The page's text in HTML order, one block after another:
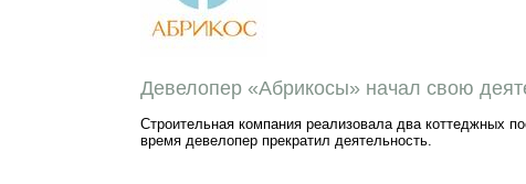
Девелопер «Абрикосы» начал свою
Строительная компания реализовала два коттеджных
время девелопер прекратил деятельность.